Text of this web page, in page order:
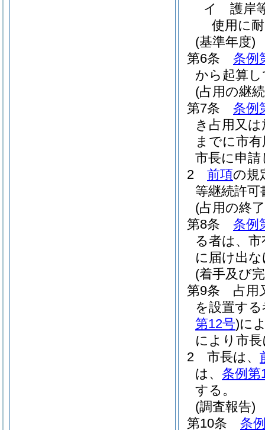
イ
護岸
使用に
(基準年度)
第6条
条例
から起算
(占用の継
第7条
条例
き占用又
までに市
市長に申
2
前項の規
等継続許可
(占用の終
第8条
条例
る者は、
に届け出
(着手及び
第9条
占用
を設置す
第12号)に
により市
2
市長は、
は、 条例第
する。
(調査報告)
第10条
条